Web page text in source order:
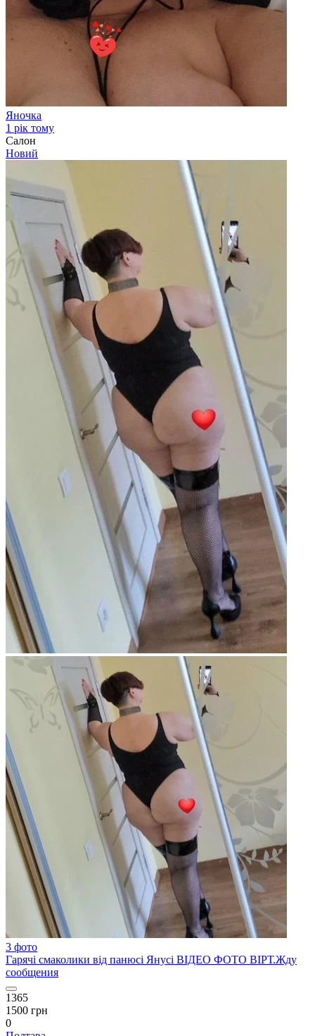
Яночка
1 рік тому
Салон
Новий
3 фото
Гарячі смаколики від панюсі Янусі ВІДЕО ФОТО ВІРТ.Жду
сообщения
1365
1500 грн
0